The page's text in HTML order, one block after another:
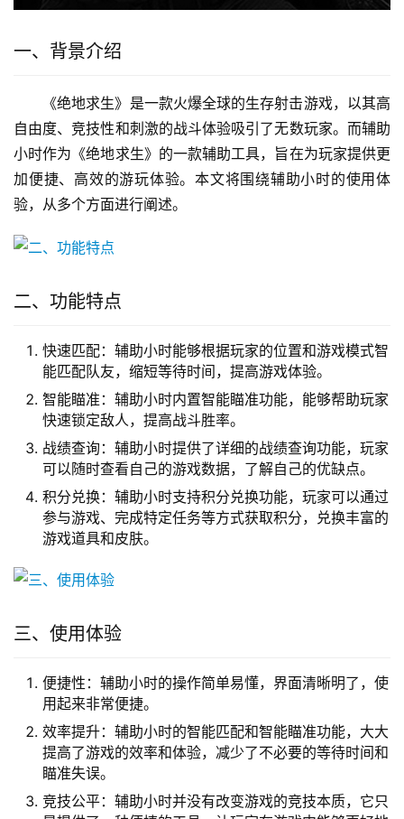
一、背景介绍
《绝地求生》是一款火爆全球的生存射击游戏，以其高
自由度、竞技性和刺激的战斗体验吸引了无数玩家。而辅助
小时作为《绝地求生》的一款辅助工具，旨在为玩家提供更
加便捷、高效的游玩体验。本文将围绕辅助小时的使用体
验，从多个方面进行阐述。
二、功能特点
快速匹配：辅助小时能够根据玩家的位置和游戏模式智
能匹配队友，缩短等待时间，提高游戏体验。
智能瞄准：辅助小时内置智能瞄准功能，能够帮助玩家
快速锁定敌人，提高战斗胜率。
战绩查询：辅助小时提供了详细的战绩查询功能，玩家
可以随时查看自己的游戏数据，了解自己的优缺点。
积分兑换：辅助小时支持积分兑换功能，玩家可以通过
参与游戏、完成特定任务等方式获取积分，兑换丰富的
游戏道具和皮肤。
三、使用体验
便捷性：辅助小时的操作简单易懂，界面清晰明了，使
用起来非常便捷。
效率提升：辅助小时的智能匹配和智能瞄准功能，大大
提高了游戏的效率和体验，减少了不必要的等待时间和
瞄准失误。
竞技公平：辅助小时并没有改变游戏的竞技本质，它只